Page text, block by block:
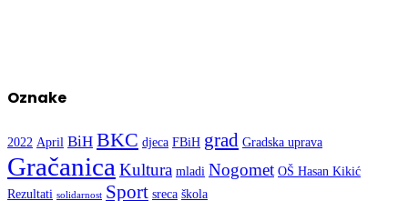
Oznake
2022 April BiH BKC djeca FBiH grad Gradska uprava
GračanicaKultura mladi Nogomet OŠ Hasan Kikić
Rezultati solidarnost Sport sreca škola